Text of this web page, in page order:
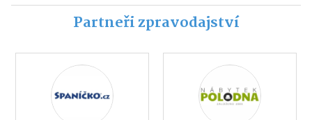
Partneři zpravodajství